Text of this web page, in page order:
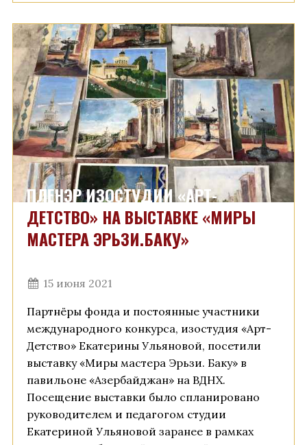
ПЛЕНЭР ИЗОСТУДИИ «АРТ-
ДЕТСТВО» НА ВЫСТАВКЕ «МИРЫ
МАСТЕРА ЭРЬЗИ.БАКУ»
15 июня 2021
Партнёры фонда и постоянные участники
международного конкурса, изостудия «Арт-
Детство» Екатерины Ульяновой, посетили
выставку «Миры мастера Эрьзи. Баку» в
павильоне «Азербайджан» на ВДНХ.
Посещение выставки было спланировано
руководителем и педагогом студии
Екатериной Ульяновой заранее в рамках